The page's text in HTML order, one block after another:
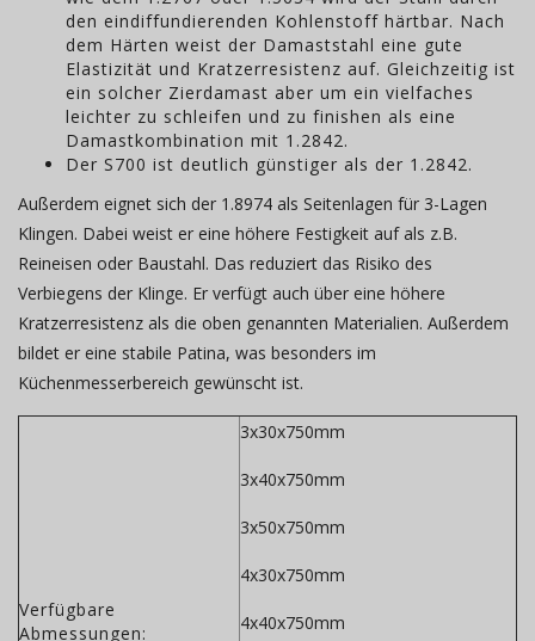
den eindiffundierenden Kohlenstoff härtbar. Nach
dem Härten weist der Damaststahl eine gute
Elastizität und Kratzerresistenz auf. Gleichzeitig ist
ein solcher Zierdamast aber um ein vielfaches
leichter zu schleifen und zu finishen als eine
Damastkombination mit 1.2842.
Der S700 ist deutlich günstiger als der 1.2842.
Außerdem eignet sich der 1.8974 als Seitenlagen für 3-Lagen
Klingen. Dabei weist er eine höhere Festigkeit auf als z.B.
Reineisen oder Baustahl. Das reduziert das Risiko des
Verbiegens der Klinge. Er verfügt auch über eine höhere
Kratzerresistenz als die oben genannten Materialien. Außerdem
bildet er eine stabile Patina, was besonders im
Küchenmesserbereich gewünscht ist.
Verfügbare
Abmessungen:
3x30x750mm
3x40x750mm
3x50x750mm
4x30x750mm
4x40x750mm